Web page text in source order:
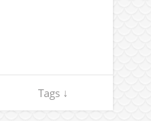
Tags ↓